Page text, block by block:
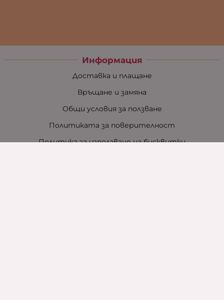
Информация
Доставка и плащане
Връщане и замяна
Общи условия за ползване
Политиката за поверителност
Политика за използване на бисквитки